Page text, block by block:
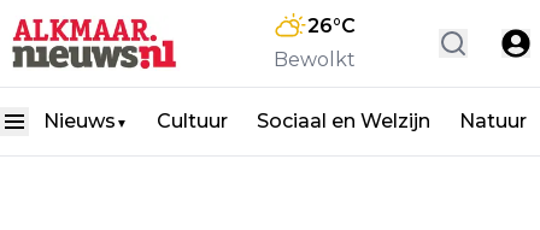
26°C
Bewolkt
Nieuws ▼ Cultuur Sociaal en Welzijn Natuur